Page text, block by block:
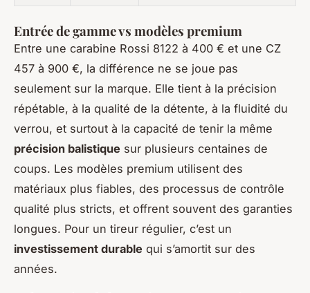
Entrée de gamme vs modèles premium
Entre une carabine Rossi 8122 à 400 € et une CZ
457 à 900 €, la différence ne se joue pas
seulement sur la marque. Elle tient à la précision
répétable, à la qualité de la détente, à la fluidité du
verrou, et surtout à la capacité de tenir la même
précision balistique sur plusieurs centaines de
coups. Les modèles premium utilisent des
matériaux plus fiables, des processus de contrôle
qualité plus stricts, et offrent souvent des garanties
longues. Pour un tireur régulier, c’est un
investissement durable qui s’amortit sur des
années.